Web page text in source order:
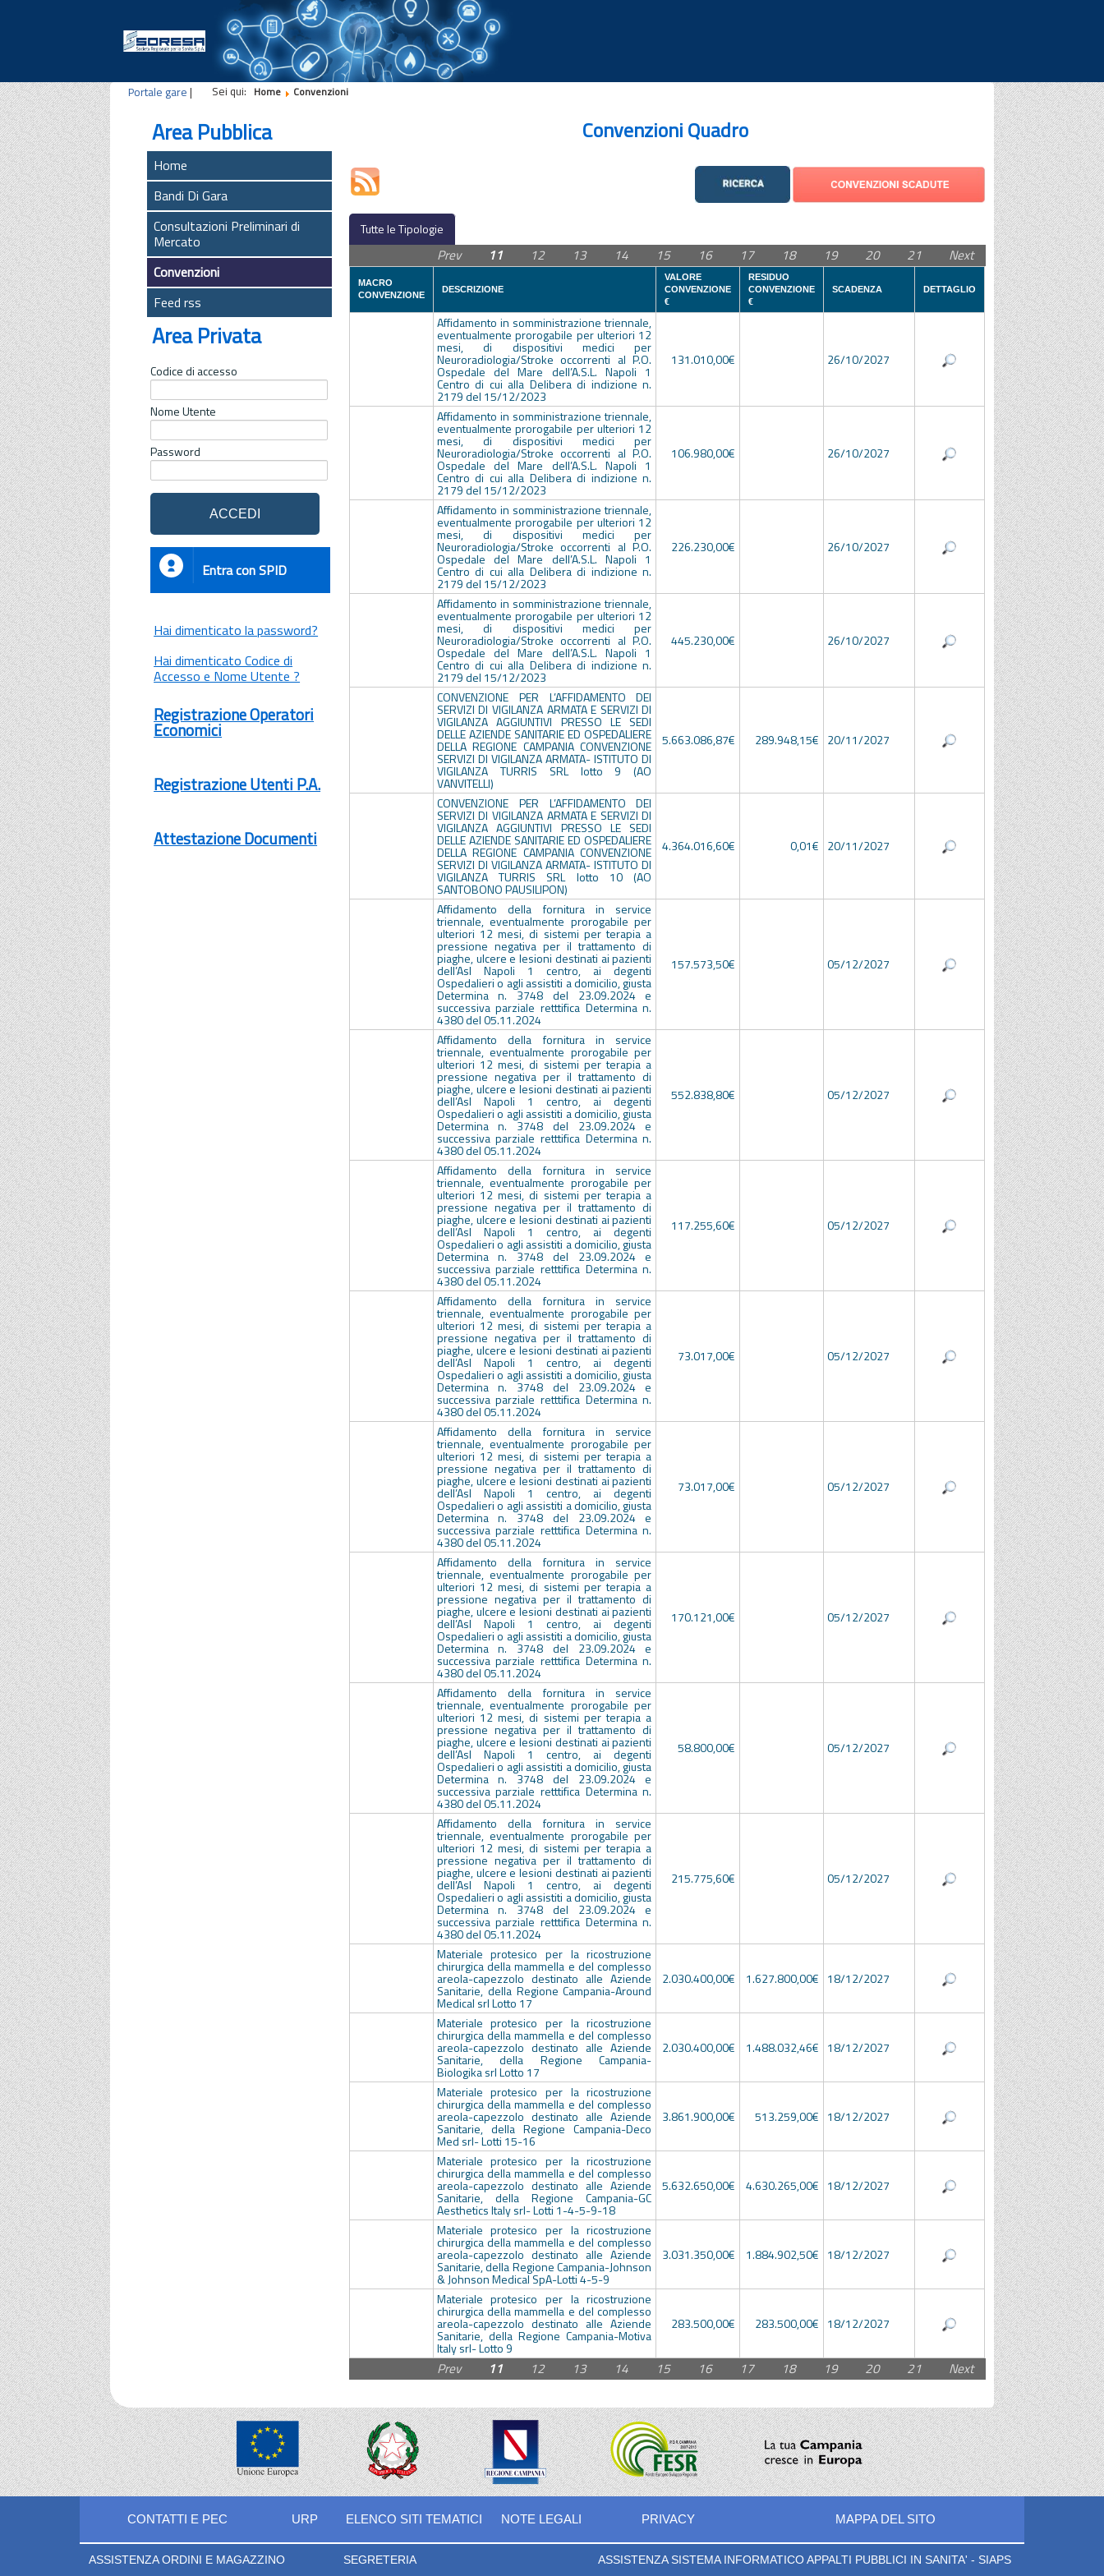
Portale gare | Sei qui: Home Convenzioni
Area Pubblica
Home
Bandi Di Gara
Consultazioni Preliminari di
Mercato
Convenzioni
Feed rss
Area Privata
Codice di accesso
Nome Utente
Password
Entra con SPID
Hai dimenticato la password?
Hai dimenticato Codice di
Accesso e Nome Utente ?
Registrazione Operatori
Economici
Registrazione Utenti P.A.
Attestazione Documenti
Convenzioni Quadro
Tutte le Tipologie
Prev 11 12 13 14 15 16 17 18 19 20 21 Next
MACRO
CONVENZIONE
DESCRIZIONE
VALORE
CONVENZIONE
€
RESIDUO
CONVENZIONE
€
SCADENZA DETTAGLIO
Affidamento in somministrazione triennale,
eventualmente prorogabile per ulteriori 12
mesi, di dispositivi medici per
Neuroradiologia/Stroke occorrenti al P.O.
Ospedale del Mare dell’A.S.L. Napoli 1
Centro di cui alla Delibera di indizione n.
2179 del 15/12/2023
131.010,00€ 26/10/2027
Affidamento in somministrazione triennale,
eventualmente prorogabile per ulteriori 12
mesi, di dispositivi medici per
Neuroradiologia/Stroke occorrenti al P.O.
Ospedale del Mare dell’A.S.L. Napoli 1
Centro di cui alla Delibera di indizione n.
2179 del 15/12/2023
106.980,00€ 26/10/2027
Affidamento in somministrazione triennale,
eventualmente prorogabile per ulteriori 12
mesi, di dispositivi medici per
Neuroradiologia/Stroke occorrenti al P.O.
Ospedale del Mare dell’A.S.L. Napoli 1
Centro di cui alla Delibera di indizione n.
2179 del 15/12/2023
226.230,00€ 26/10/2027
Affidamento in somministrazione triennale,
eventualmente prorogabile per ulteriori 12
mesi, di dispositivi medici per
Neuroradiologia/Stroke occorrenti al P.O.
Ospedale del Mare dell’A.S.L. Napoli 1
Centro di cui alla Delibera di indizione n.
2179 del 15/12/2023
445.230,00€ 26/10/2027
CONVENZIONE PER L’AFFIDAMENTO DEI
SERVIZI DI VIGILANZA ARMATA E SERVIZI DI
VIGILANZA AGGIUNTIVI PRESSO LE SEDI
DELLE AZIENDE SANITARIE ED OSPEDALIERE
DELLA REGIONE CAMPANIA CONVENZIONE
SERVIZI DI VIGILANZA ARMATA- ISTITUTO DI
VIGILANZA TURRIS SRL lotto 9 (AO
VANVITELLI)
5.663.086,87€ 289.948,15€ 20/11/2027
CONVENZIONE PER L’AFFIDAMENTO DEI
SERVIZI DI VIGILANZA ARMATA E SERVIZI DI
VIGILANZA AGGIUNTIVI PRESSO LE SEDI
DELLE AZIENDE SANITARIE ED OSPEDALIERE
DELLA REGIONE CAMPANIA CONVENZIONE
SERVIZI DI VIGILANZA ARMATA- ISTITUTO DI
VIGILANZA TURRIS SRL lotto 10 (AO
SANTOBONO PAUSILIPON)
4.364.016,60€ 0,01€ 20/11/2027
Affidamento della fornitura in service
triennale, eventualmente prorogabile per
ulteriori 12 mesi, di sistemi per terapia a
pressione negativa per il trattamento di
piaghe, ulcere e lesioni destinati ai pazienti
dell’Asl Napoli 1 centro, ai degenti
Ospedalieri o agli assistiti a domicilio, giusta
Determina n. 3748 del 23.09.2024 e
successiva parziale retttifica Determina n.
4380 del 05.11.2024
157.573,50€ 05/12/2027
Affidamento della fornitura in service
triennale, eventualmente prorogabile per
ulteriori 12 mesi, di sistemi per terapia a
pressione negativa per il trattamento di
piaghe, ulcere e lesioni destinati ai pazienti
dell’Asl Napoli 1 centro, ai degenti
Ospedalieri o agli assistiti a domicilio, giusta
Determina n. 3748 del 23.09.2024 e
successiva parziale retttifica Determina n.
4380 del 05.11.2024
552.838,80€ 05/12/2027
Affidamento della fornitura in service
triennale, eventualmente prorogabile per
ulteriori 12 mesi, di sistemi per terapia a
pressione negativa per il trattamento di
piaghe, ulcere e lesioni destinati ai pazienti
dell’Asl Napoli 1 centro, ai degenti
Ospedalieri o agli assistiti a domicilio, giusta
Determina n. 3748 del 23.09.2024 e
successiva parziale retttifica Determina n.
4380 del 05.11.2024
117.255,60€ 05/12/2027
Affidamento della fornitura in service
triennale, eventualmente prorogabile per
ulteriori 12 mesi, di sistemi per terapia a
pressione negativa per il trattamento di
piaghe, ulcere e lesioni destinati ai pazienti
dell’Asl Napoli 1 centro, ai degenti
Ospedalieri o agli assistiti a domicilio, giusta
Determina n. 3748 del 23.09.2024 e
successiva parziale retttifica Determina n.
4380 del 05.11.2024
73.017,00€ 05/12/2027
Affidamento della fornitura in service
triennale, eventualmente prorogabile per
ulteriori 12 mesi, di sistemi per terapia a
pressione negativa per il trattamento di
piaghe, ulcere e lesioni destinati ai pazienti
dell’Asl Napoli 1 centro, ai degenti
Ospedalieri o agli assistiti a domicilio, giusta
Determina n. 3748 del 23.09.2024 e
successiva parziale retttifica Determina n.
4380 del 05.11.2024
73.017,00€ 05/12/2027
Affidamento della fornitura in service
triennale, eventualmente prorogabile per
ulteriori 12 mesi, di sistemi per terapia a
pressione negativa per il trattamento di
piaghe, ulcere e lesioni destinati ai pazienti
dell’Asl Napoli 1 centro, ai degenti
Ospedalieri o agli assistiti a domicilio, giusta
Determina n. 3748 del 23.09.2024 e
successiva parziale retttifica Determina n.
4380 del 05.11.2024
170.121,00€ 05/12/2027
Affidamento della fornitura in service
triennale, eventualmente prorogabile per
ulteriori 12 mesi, di sistemi per terapia a
pressione negativa per il trattamento di
piaghe, ulcere e lesioni destinati ai pazienti
dell’Asl Napoli 1 centro, ai degenti
Ospedalieri o agli assistiti a domicilio, giusta
Determina n. 3748 del 23.09.2024 e
successiva parziale retttifica Determina n.
4380 del 05.11.2024
58.800,00€ 05/12/2027
Affidamento della fornitura in service
triennale, eventualmente prorogabile per
ulteriori 12 mesi, di sistemi per terapia a
pressione negativa per il trattamento di
piaghe, ulcere e lesioni destinati ai pazienti
dell’Asl Napoli 1 centro, ai degenti
Ospedalieri o agli assistiti a domicilio, giusta
Determina n. 3748 del 23.09.2024 e
successiva parziale retttifica Determina n.
4380 del 05.11.2024
215.775,60€ 05/12/2027
Materiale protesico per la ricostruzione
chirurgica della mammella e del complesso
areola-capezzolo destinato alle Aziende
Sanitarie, della Regione Campania-Around
Medical srl Lotto 17
2.030.400,00€ 1.627.800,00€ 18/12/2027
Materiale protesico per la ricostruzione
chirurgica della mammella e del complesso
areola-capezzolo destinato alle Aziende
Sanitarie, della Regione Campania-
Biologika srl Lotto 17
2.030.400,00€ 1.488.032,46€ 18/12/2027
Materiale protesico per la ricostruzione
chirurgica della mammella e del complesso
areola-capezzolo destinato alle Aziende
Sanitarie, della Regione Campania-Deco
Med srl- Lotti 15-16
3.861.900,00€ 513.259,00€ 18/12/2027
Materiale protesico per la ricostruzione
chirurgica della mammella e del complesso
areola-capezzolo destinato alle Aziende
Sanitarie, della Regione Campania-GC
Aesthetics Italy srl- Lotti 1-4-5-9-18
5.632.650,00€ 4.630.265,00€ 18/12/2027
Materiale protesico per la ricostruzione
chirurgica della mammella e del complesso
areola-capezzolo destinato alle Aziende
Sanitarie, della Regione Campania-Johnson
& Johnson Medical SpA-Lotti 4-5-9
3.031.350,00€ 1.884.902,50€ 18/12/2027
Materiale protesico per la ricostruzione
chirurgica della mammella e del complesso
areola-capezzolo destinato alle Aziende
Sanitarie, della Regione Campania-Motiva
Italy srl- Lotto 9
283.500,00€ 283.500,00€ 18/12/2027
Prev 11 12 13 14 15 16 17 18 19 20 21 Next
CONTATTI E PEC URP ELENCO SITI TEMATICI NOTE LEGALI PRIVACY MAPPA DEL SITO
ASSISTENZA ORDINI E MAGAZZINO
SEGRETERIA
ASSISTENZA SISTEMA INFORMATICO APPALTI PUBBLICI IN SANITA' - SIAPS